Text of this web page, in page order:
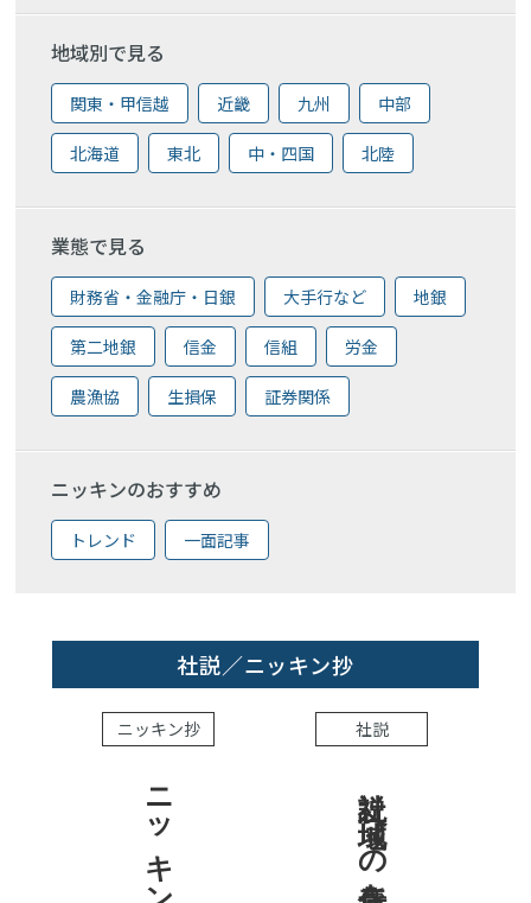
地域別で見る
関東・甲信越 近畿 九州 中部
北海道 東北 中・四国 北陸
業態で見る
財務省・金融庁・日銀 大手行など 地銀
第二地銀 信金 信組 労金
農漁協 生損保 証券関係
ニッキンのおすすめ
トレンド 一面記事
社説／ニッキン抄
ニッキン抄 社説
社説 地域への責任を結果で示せ